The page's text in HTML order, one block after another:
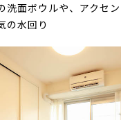
洗面ボウルや、アクセ
の水回り